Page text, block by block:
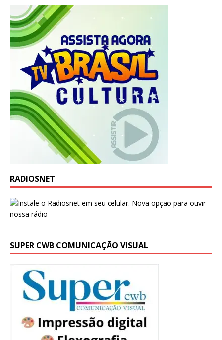
RADIOSNET
SUPER CWB COMUNICAÇÃO VISUAL